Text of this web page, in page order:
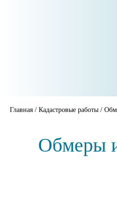
Главная / Кадастровые работы /
Обмеры